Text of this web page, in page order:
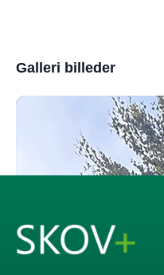
Galleri billeder